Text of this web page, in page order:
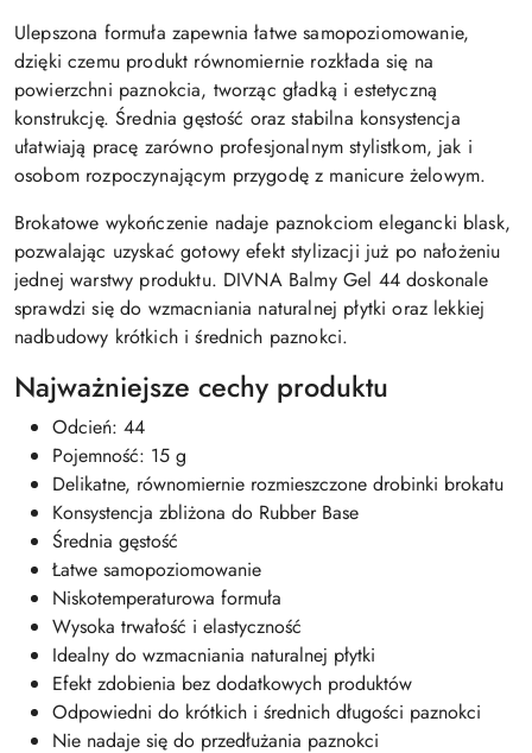
Ulepszona formuła zapewnia łatwe samopoziomowanie,
dzięki czemu produkt równomiernie rozkłada się na
powierzchni paznokcia, tworząc gładką i estetyczną
konstrukcję. Średnia gęstość oraz stabilna konsystencja
ułatwiają pracę zarówno profesjonalnym stylistkom, jak i
osobom rozpoczynającym przygodę z manicure żelowym.
Brokatowe wykończenie nadaje paznokciom elegancki blask,
pozwalając uzyskać gotowy efekt stylizacji już po nałożeniu
jednej warstwy produktu. DIVNA Balmy Gel 44 doskonale
sprawdzi się do wzmacniania naturalnej płytki oraz lekkiej
nadbudowy krótkich i średnich paznokci.
Najważniejsze cechy produktu
Odcień: 44
Pojemność: 15 g
Delikatne, równomiernie rozmieszczone drobinki brokatu
Konsystencja zbliżona do Rubber Base
Średnia gęstość
Łatwe samopoziomowanie
Niskotemperaturowa formuła
Wysoka trwałość i elastyczność
Idealny do wzmacniania naturalnej płytki
Efekt zdobienia bez dodatkowych produktów
Odpowiedni do krótkich i średnich długości paznokci
Nie nadaje się do przedłużania paznokci